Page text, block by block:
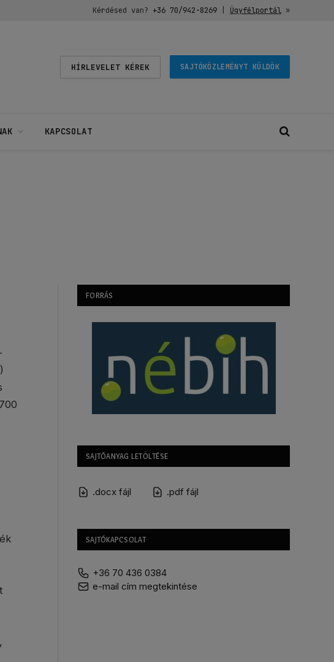
Kérdésed van? +36 70/942-8269| Ügyfélportál»
HÍRLEVELET KÉREK SAJTÓKÖZLEMÉNYT KÜLDÖK
KAPCSOLAT
FORRÁS
SAJTÓANYAG LETÖLTÉSE
.docx fájl .pdf fájl
SAJTÓKAPCSOLAT
+36 70 436 0384
e-mail cím megtekintése